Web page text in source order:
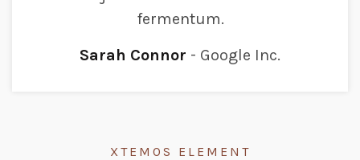
fermentum.
Sarah Connor
Google Inc.
XTEMOS ELEMENT